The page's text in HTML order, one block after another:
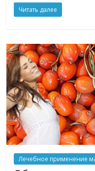
Читать далее
Лечебное применение